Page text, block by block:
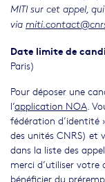
MITI sur cet appel,
via
Date limite de
Paris)
Pour déposer une
l’application NOA.
fédération d’identité
des unités CNRS) et
dans la liste des
merci d’utiliser votre
bénéficier du